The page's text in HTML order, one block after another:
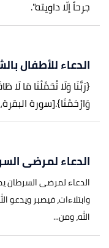
جرحاً إلّا داويته".
الدعاء للأطفال
{رَبَّنَا وَلَا تُحَمِّلْنَا مَا لَا
وَارْحَمْنَا}.[سورة البقرة،
الدعاء لمرضى
الدعاء لمرضى السرطان
وابتلاءات، فيصبر ويدعو
الله، ومن...